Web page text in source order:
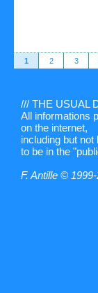
1 2 3
/// THE USUAL
All informations
on the internet,
including but
to be in the
F. Antille ©